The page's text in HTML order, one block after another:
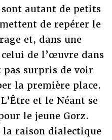
sont autant de petits
de repérer le
et, dans une
de l’œuvre dans
pas surpris de voir
la première place.
et le Néant se
le jeune Gorz.
la raison dialectique